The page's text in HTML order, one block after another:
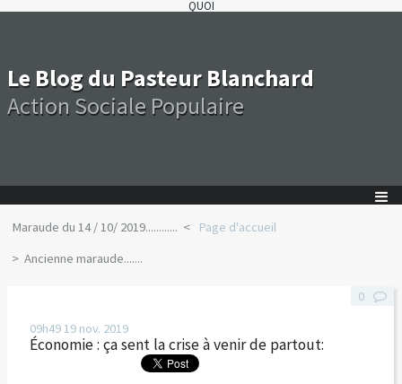
QUOI
Le Blog du Pasteur Blanchard
Action Sociale Populaire
Maraude du 14 / 10/ 2019............
Page d'accueil
Ancienne maraude.......
09h4919 nov. 2019
Économie : ça sent la crise à venir de partout:
0